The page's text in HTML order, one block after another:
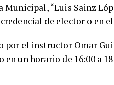
Municipal, “Luis Sainz
de elector o en
el instructor Omar
en un horario de 16:00 a